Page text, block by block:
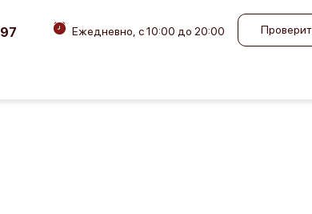
Ежедневно, с 10:00 до 20:00